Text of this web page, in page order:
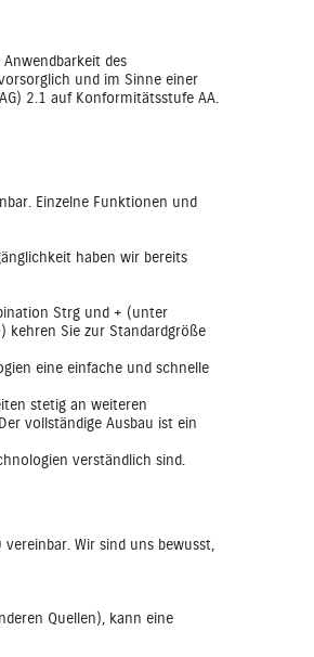
des
und im Sinne einer
2.1 auf Konformitätsstufe AA.
Einzelne Funktionen und
haben wir bereits
Strg und + (unter
kehren Sie zur Standardgröße
eine einfache und schnelle
stetig an weiteren
vollständige Ausbau ist ein
verständlich sind.
Wir sind uns bewusst,
Quellen), kann eine